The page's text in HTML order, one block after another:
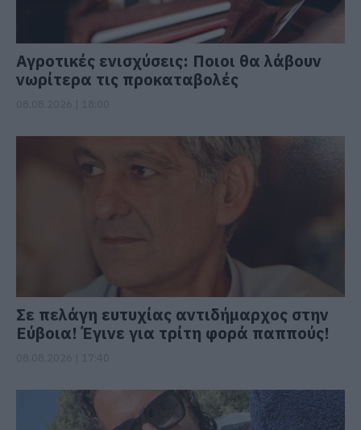
Αγροτικές ενισχύσεις: Ποιοι θα λάβουν
νωρίτερα τις προκαταβολές
Σε πελάγη ευτυχίας αντιδήμαρχος στην
Εύβοια! Έγινε για τρίτη φορά παππούς!